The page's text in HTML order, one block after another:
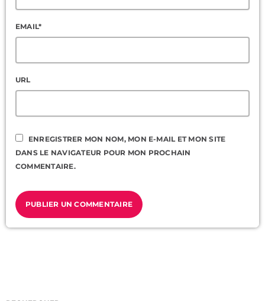
EMAIL*
URL
ENREGISTRER MON NOM, MON E-MAIL ET MON SITE
DANS LE NAVIGATEUR POUR MON PROCHAIN
COMMENTAIRE.